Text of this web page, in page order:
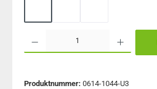
Produktnummer: 0614-1044-U3